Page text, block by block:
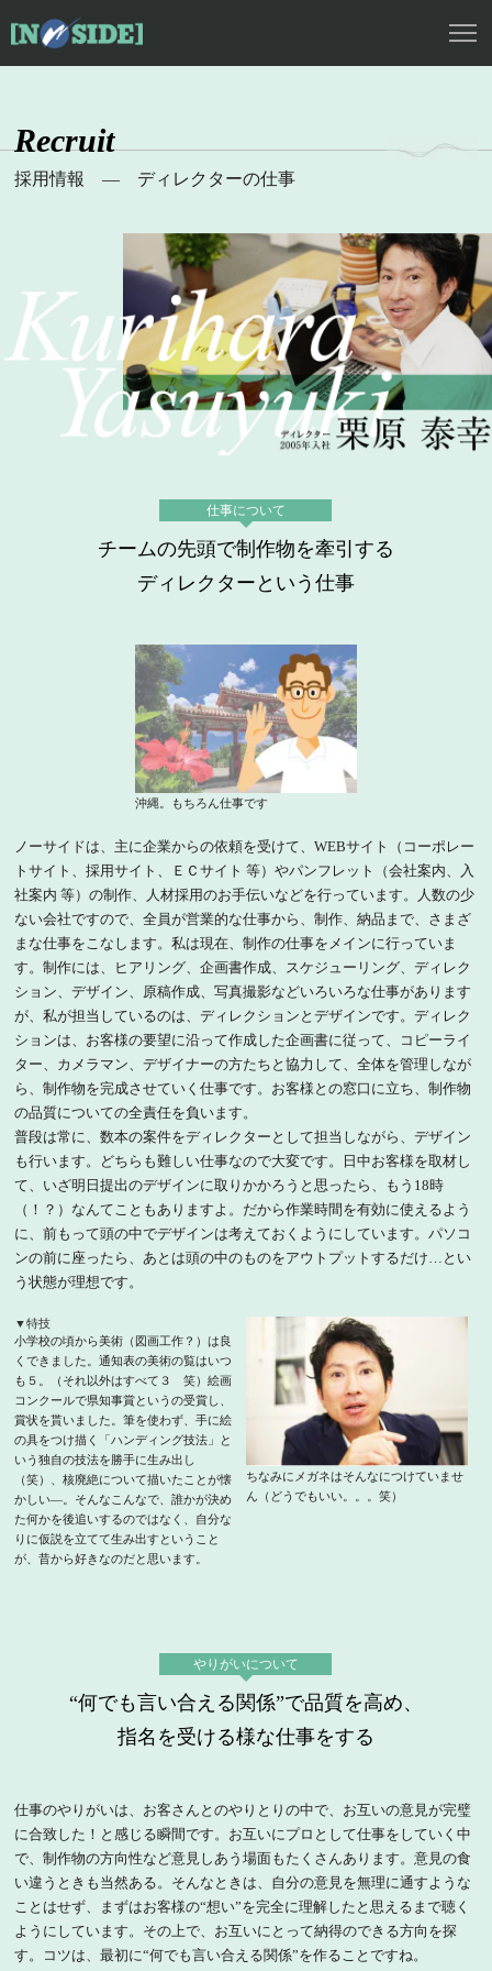
採用情報 ― ディレクターの仕事
仕事について
チームの先頭で制作物を牽引する
ディレクターという仕事
沖縄。もちろん仕事です
ノーサイドは、主に企業からの依頼を受けて、WEBサイト（コーポレー
トサイト、採用サイト、ＥＣサイト 等）やパンフレット（会社案内、入
社案内 等）の制作、人材採用のお手伝いなどを行っています。人数の少
ない会社ですので、全員が営業的な仕事から、制作、納品まで、さまざ
まな仕事をこなします。私は現在、制作の仕事をメインに行っていま
す。制作には、ヒアリング、企画書作成、スケジューリング、ディレク
ション、デザイン、原稿作成、写真撮影などいろいろな仕事があります
が、私が担当しているのは、ディレクションとデザインです。ディレク
ションは、お客様の要望に沿って作成した企画書に従って、コピーライ
ター、カメラマン、デザイナーの方たちと協力して、全体を管理しなが
ら、制作物を完成させていく仕事です。お客様との窓口に立ち、制作物
の品質についての全責任を負います。
普段は常に、数本の案件をディレクターとして担当しながら、デザイン
も行います。どちらも難しい仕事なので大変です。日中お客様を取材し
て、いざ明日提出のデザインに取りかかろうと思ったら、もう18時
（！？）なんてこともありますよ。だから作業時間を有効に使えるよう
に、前もって頭の中でデザインは考えておくようにしています。パソコ
ンの前に座ったら、あとは頭の中のものをアウトプットするだけ…とい
う状態が理想です。
▼特技
小学校の頃から美術（図画工作？）は良
くできました。通知表の美術の覧はいつ
も５。（それ以外はすべて３ 笑）絵画
コンクールで県知事賞というの受賞し、
賞状を貰いました。筆を使わず、手に絵
の具をつけ描く「ハンディング技法」と
いう独自の技法を勝手に生み出し
（笑）、核廃絶について描いたことが懐
かしい―。そんなこんなで、誰かが決め
た何かを後追いするのではなく、自分な
りに仮説を立てて生み出すということ
が、昔から好きなのだと思います。
ちなみにメガネはそんなにつけていませ
ん（どうでもいい。。。笑）
やりがいについて
“何でも言い合える関係”で品質を高め、
指名を受ける様な仕事をする
仕事のやりがいは、お客さんとのやりとりの中で、お互いの意見が完璧
に合致した！と感じる瞬間です。お互いにプロとして仕事をしていく中
で、制作物の方向性など意見しあう場面もたくさんあります。意見の食
い違うときも当然ある。そんなときは、自分の意見を無理に通すような
ことはせず、まずはお客様の“想い”を完全に理解したと思えるまで聴く
ようにしています。その上で、お互いにとって納得のできる方向を探
す。コツは、最初に“何でも言い合える関係”を作ることですね。